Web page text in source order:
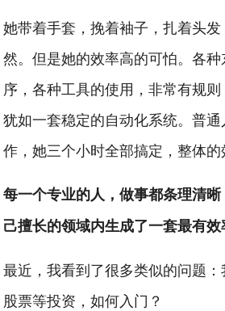
她带着手套，挽着袖子，扎着头
然。但是她的效率高的可怕。各
序，各种工具的使用，非常有规
犹如一套稳定的自动化系统。普
作，她三个小时全部搞定，整体的
每一个专业的人，做事都条理清
己擅长的领域内生成了一套最有效
最近，我看到了很多类似的问题
股票等投资，如何入门？